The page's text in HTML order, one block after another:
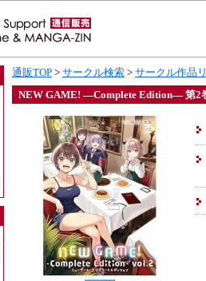
通販TOP > サークル検索 > サークル作品
NEW GAME! ―Complete Edition― 第2